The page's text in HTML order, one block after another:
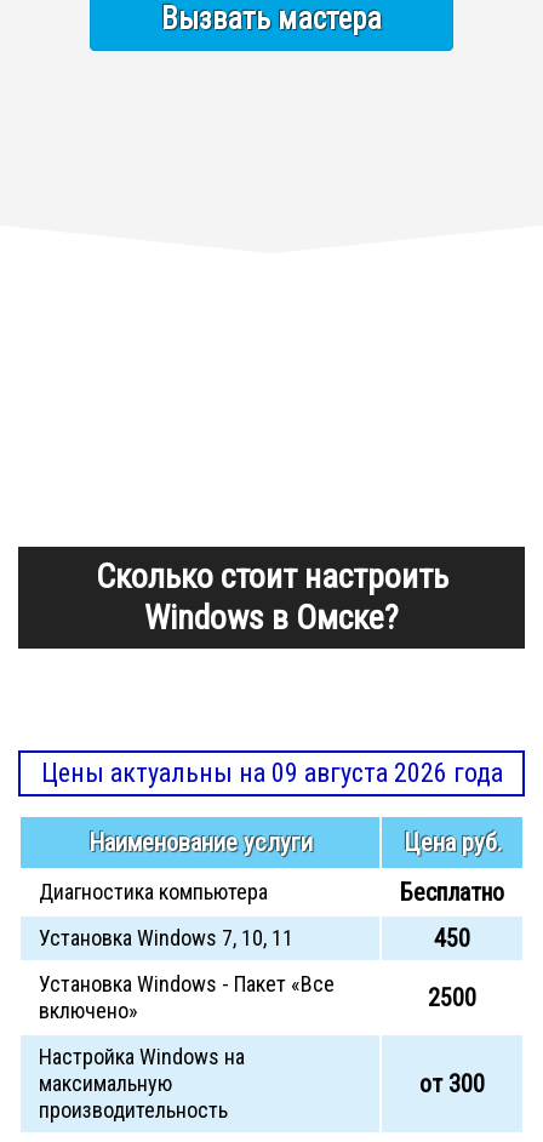
Вызвать мастера
Сколько стоит настроить
Windows в Омске?
Цены актуальны на 09 августа 2026 года
Наименование услуги Цена руб.
Диагностика компьютера Бесплатно
Установка Windows 7, 10, 11 450
Установка Windows - Пакет «Все
включено»
2500
Настройка Windows на
максимальную
производительность
от 300